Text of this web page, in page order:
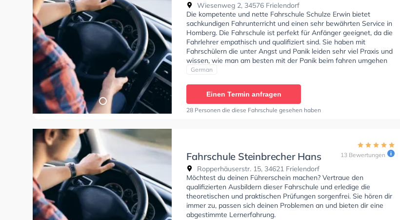
Wiesenweg 2, 34576 Frielendorf
Die kompetente und nette Fahrschule Schulze Erwin bietet
sachkundigen Fahrunterricht und einen sehr bewährten Service in
Homberg. Die Fahrschule ist perfekt für Anfänger geeignet, da die
Fahrlehrer empathisch und qualifiziert sind. Sie haben mit
Fahrschülern die unter Angst und Panik leiden sehr viel Praxis und
wissen, wie man am besten mit der Panik beim fahren umgehen
muss.
German
Einen Termin anfragen
28 Personen die diese Fahrschule gesehen haben
Fahrschule Steinbrecher Hans
Ropperhäuserstr. 15, 34621 Frielendorf
13 Bewertungen
Möchtest du deinen Führerschein machen? Vertraue den
qualifizierten Ausbildern dieser Fahrschule und erledige die
theoretischen und praktischen Prüfungen sorgenfrei. Sie hören dir
immer zu, passen sich deinen Problemen an und bieten dir eine
abgestimmte Lernerfahrung.